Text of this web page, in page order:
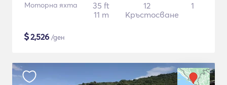
Моторна яхта
35 ft
11 m
12
Кръстосване
1
$2,526 /ден